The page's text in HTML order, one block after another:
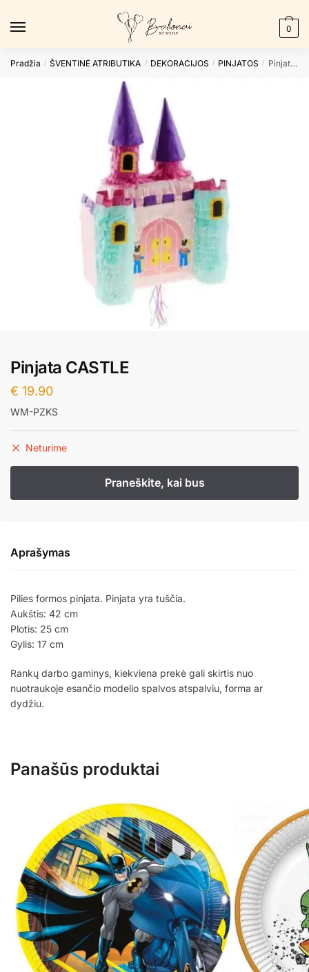
0
Pradžia / ŠVENTINĖ ATRIBUTIKA / DEKORACIJOS / PINJATOS / Pinjata CASTLE
Pinjata CASTLE
€ 19.90
WM-PZKS
Neturime
Aprašymas
Pilies formos pinjata. Pinjata yra tuščia.
Aukštis: 42 cm
Plotis: 25 cm
Gylis: 17 cm
Rankų darbo gaminys, kiekviena prekė gali skirtis nuo
nuotraukoje esančio modelio spalvos atspalviu, forma ar
dydžiu.
Panašūs produktai